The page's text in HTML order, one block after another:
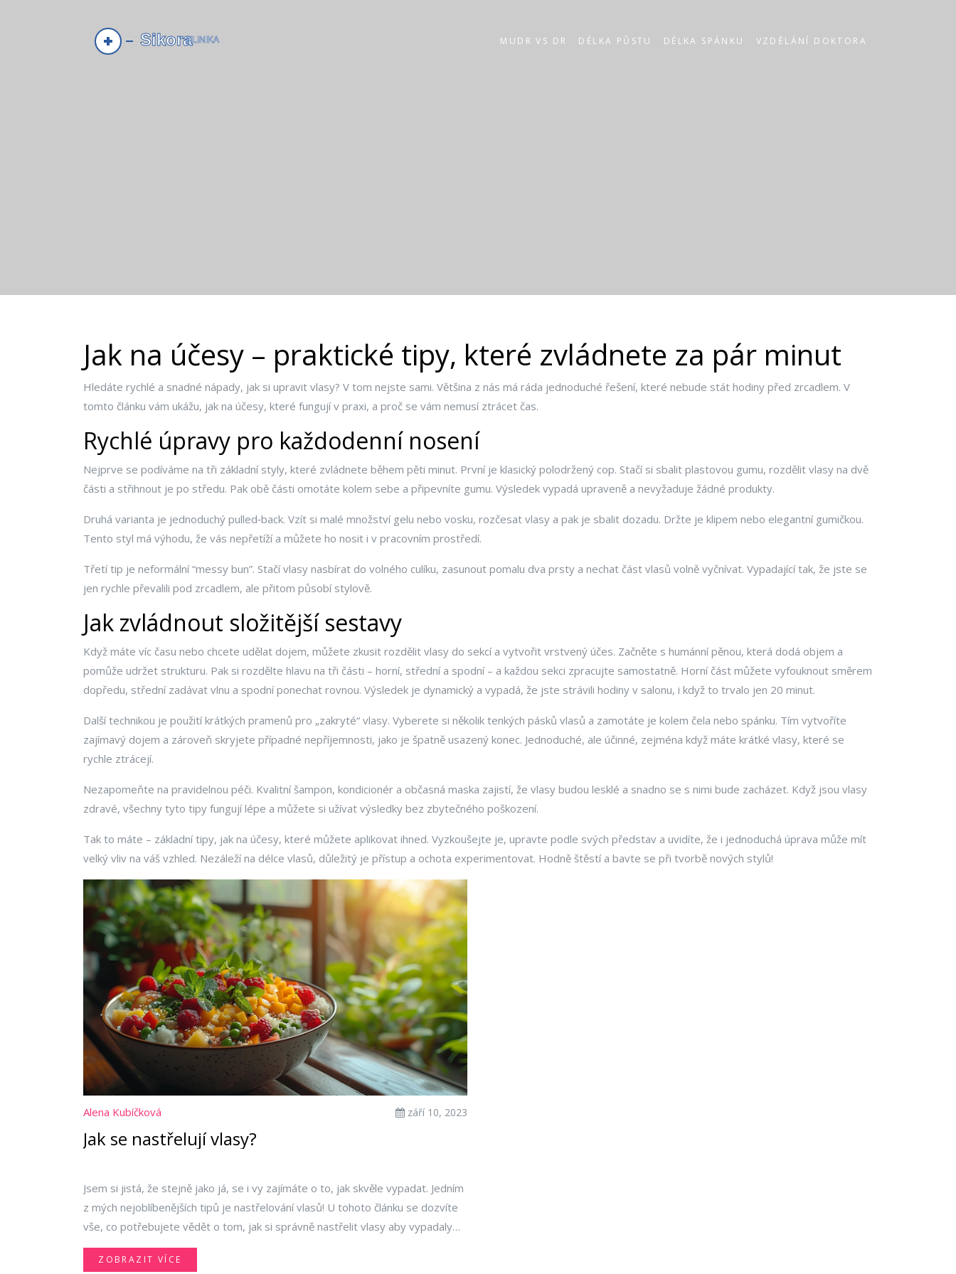
MUDR VS DR DÉLKA PŮSTU DÉLKA SPÁNKU VZDĚLÁNÍ DOKTORA
Jak na účesy – praktické tipy, které zvládnete za pár minut
Hledáte rychlé a snadné nápady, jak si upravit vlasy? V tom nejste sami. Většina z nás má ráda jednoduché řešení, které nebude stát hodiny před zrcadlem. V
tomto článku vám ukážu, jak na účesy, které fungují v praxi, a proč se vám nemusí ztrácet čas.
Rychlé úpravy pro každodenní nosení
Nejprve se podíváme na tři základní styly, které zvládnete během pěti minut. První je klasický polodržený cop. Stačí si sbalit plastovou gumu, rozdělit vlasy na dvě
části a střihnout je po středu. Pak obě části omotáte kolem sebe a připevníte gumu. Výsledek vypadá upraveně a nevyžaduje žádné produkty.
Druhá varianta je jednoduchý pulled‑back. Vzít si malé množství gelu nebo vosku, rozčesat vlasy a pak je sbalit dozadu. Držte je klipem nebo elegantní gumičkou.
Tento styl má výhodu, že vás nepřetíží a můžete ho nosit i v pracovním prostředí.
Třetí tip je neformální “messy bun”. Stačí vlasy nasbírat do volného culíku, zasunout pomalu dva prsty a nechat část vlasů volně vyčnívat. Vypadající tak, že jste se
jen rychle převalili pod zrcadlem, ale přitom působí stylově.
Jak zvládnout složitější sestavy
Když máte víc času nebo chcete udělat dojem, můžete zkusit rozdělit vlasy do sekcí a vytvořit vrstvený účes. Začněte s humánní pěnou, která dodá objem a
pomůže udržet strukturu. Pak si rozdělte hlavu na tři části – horní, střední a spodní – a každou sekci zpracujte samostatně. Horní část můžete vyfouknout směrem
dopředu, střední zadávat vlnu a spodní ponechat rovnou. Výsledek je dynamický a vypadá, že jste strávili hodiny v salonu, i když to trvalo jen 20 minut.
Další technikou je použití krátkých pramenů pro „zakryté“ vlasy. Vyberete si několik tenkých pásků vlasů a zamotáte je kolem čela nebo spánku. Tím vytvoříte
zajímavý dojem a zároveň skryjete případné nepříjemnosti, jako je špatně usazený konec. Jednoduché, ale účinné, zejména když máte krátké vlasy, které se
rychle ztrácejí.
Nezapomeňte na pravidelnou péči. Kvalitní šampon, kondicionér a občasná maska zajistí, že vlasy budou lesklé a snadno se s nimi bude zacházet. Když jsou vlasy
zdravé, všechny tyto tipy fungují lépe a můžete si užívat výsledky bez zbytečného poškození.
Tak to máte – základní tipy, jak na účesy, které můžete aplikovat ihned. Vyzkoušejte je, upravte podle svých představ a uvidíte, že i jednoduchá úprava může mít
velký vliv na váš vzhled. Nezáleží na délce vlasů, důležitý je přístup a ochota experimentovat. Hodně štěstí a bavte se při tvorbě nových stylů!
Alena Kubíčková září 10, 2023
Jak se nastřelují vlasy?
Jsem si jistá, že stejně jako já, se i vy zajímáte o to, jak skvěle vypadat. Jedním
z mých nejoblíbenějších tipů je nastřelování vlasů! U tohoto článku se dozvíte
vše, co potřebujete vědět o tom, jak si správně nastřelit vlasy aby vypadaly
jako od profesionála. Tak pojďme na to, ukážu vám, jak si můžete své vlasy
nastřelit sami doma a dosáhnout toho dokonalého vzhledu, o kterém jste vždy
ZOBRAZIT VÍCE